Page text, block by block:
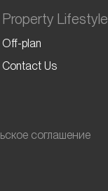
Property Lifestyle
Off-plan
Contact Us
соглашение